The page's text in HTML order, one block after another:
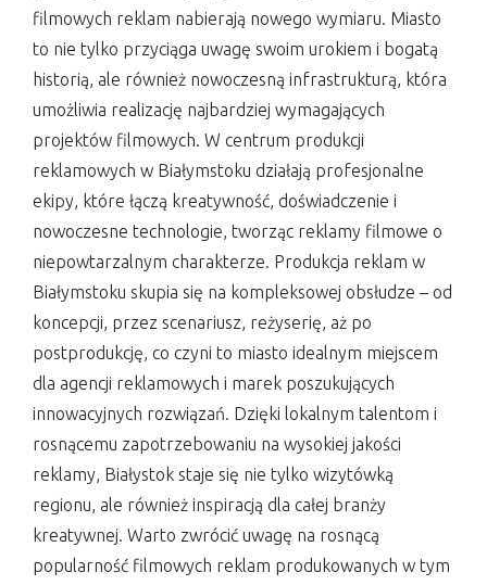
filmowych reklam nabierają nowego wymiaru. Miasto
to nie tylko przyciąga uwagę swoim urokiem i bogatą
historią, ale również nowoczesną infrastrukturą, która
umożliwia realizację najbardziej wymagających
projektów filmowych. W centrum produkcji
reklamowych w Białymstoku działają profesjonalne
ekipy, które łączą kreatywność, doświadczenie i
nowoczesne technologie, tworząc reklamy filmowe o
niepowtarzalnym charakterze. Produkcja reklam w
Białymstoku skupia się na kompleksowej obsłudze – od
koncepcji, przez scenariusz, reżyserię, aż po
postprodukcję, co czyni to miasto idealnym miejscem
dla agencji reklamowych i marek poszukujących
innowacyjnych rozwiązań. Dzięki lokalnym talentom i
rosnącemu zapotrzebowaniu na wysokiej jakości
reklamy, Białystok staje się nie tylko wizytówką
regionu, ale również inspiracją dla całej branży
kreatywnej. Warto zwrócić uwagę na rosnącą
popularność filmowych reklam produkowanych w tym